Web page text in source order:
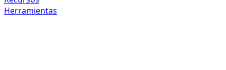
Herramientas